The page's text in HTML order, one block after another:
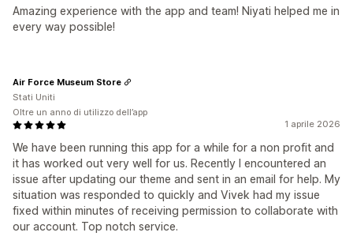
Amazing experience with the app and team! Niyati helped me in
every way possible!
1 aprile 2026
We have been running this app for a while for a non profit and
it has worked out very well for us. Recently I encountered an
issue after updating our theme and sent in an email for help. My
situation was responded to quickly and Vivek had my issue
fixed within minutes of receiving permission to collaborate with
our account. Top notch service.
Air Force Museum Store
Stati Uniti
Oltre un anno di utilizzo dell’app